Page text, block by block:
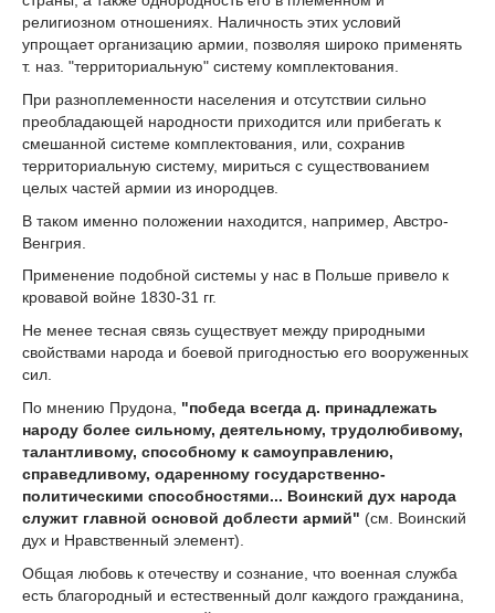
религиозном отношениях. Наличность этих условий
упрощает организацию армии, позволяя широко применять
т. наз. "территориальную" систему комплектования.
При разноплеменности населения и отсутствии сильно
преобладающей народности приходится или прибегать к
смешанной системе комплектования, или, сохранив
территориальную систему, мириться с существованием
целых частей армии из инородцев.
В таком именно положении находится, например, Австро-
Венгрия.
Применение подобной системы у нас в Польше привело к
кровавой войне 1830-31 гг.
Не менее тесная связь существует между природными
свойствами народа и боевой пригодностью его вооруженных
сил.
По мнению Прудона,
"победа всегда д. принадлежать
народу более сильному, деятельному, трудолюбивому,
талантливому, способному к самоуправлению,
справедливому, одаренному государственно-
политическими способностями... Воинский дух народа
служит главной основой доблести армий" (см. Воинский
дух и Нравственный элемент).
Общая любовь к отечеству и сознание, что военная служба
есть благородный и естественный долг каждого гражданина,